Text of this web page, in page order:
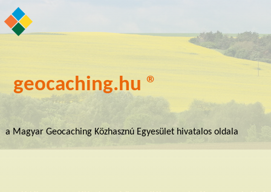
geocaching.hu ®
a Magyar Geocaching Közhasznú Egyesület hivatalos oldala